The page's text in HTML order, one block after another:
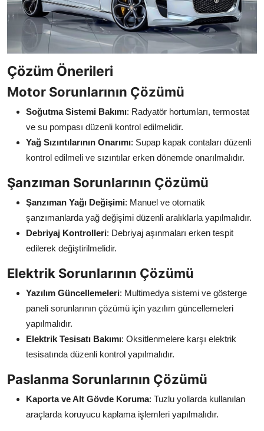
Çözüm Önerileri
Motor Sorunlarının Çözümü
Soğutma Sistemi Bakımı: Radyatör hortumları, termostat
ve su pompası düzenli kontrol edilmelidir.
Yağ Sızıntılarının Onarımı: Supap kapak contaları düzenli
kontrol edilmeli ve sızıntılar erken dönemde onarılmalıdır.
Şanzıman Sorunlarının Çözümü
Şanzıman Yağı Değişimi: Manuel ve otomatik
şanzımanlarda yağ değişimi düzenli aralıklarla yapılmalıdır.
Debriyaj Kontrolleri: Debriyaj aşınmaları erken tespit
edilerek değiştirilmelidir.
Elektrik Sorunlarının Çözümü
Yazılım Güncellemeleri: Multimedya sistemi ve gösterge
paneli sorunlarının çözümü için yazılım güncellemeleri
yapılmalıdır.
Elektrik Tesisatı Bakımı: Oksitlenmelere karşı elektrik
tesisatında düzenli kontrol yapılmalıdır.
Paslanma Sorunlarının Çözümü
Kaporta ve Alt Gövde Koruma: Tuzlu yollarda kullanılan
araçlarda koruyucu kaplama işlemleri yapılmalıdır.